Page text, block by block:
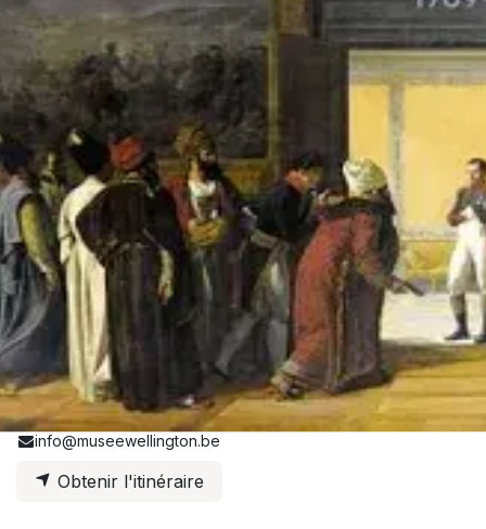
Informations sur l'événement
Emplacement
Commune de Waterloo - Salle Jules Bastin
Rue françois Libert 18
1410 Waterloo
Belgique
+32 2 357 28 60
info@museewellington.be
Obtenir l'itinéraire